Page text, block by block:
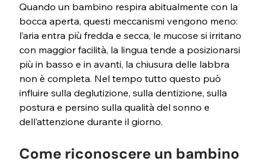
Quando un bambino respira abitualmente con la
bocca aperta, questi meccanismi vengono meno:
l’aria entra più fredda e secca, le mucose si irritano
con maggior facilità, la lingua tende a posizionarsi
più in basso e in avanti, la chiusura delle labbra
non è completa. Nel tempo tutto questo può
influire sulla deglutizione, sulla dentizione, sulla
postura e persino sulla qualità del sonno e
dell’attenzione durante il giorno.
Come riconoscere un bambino